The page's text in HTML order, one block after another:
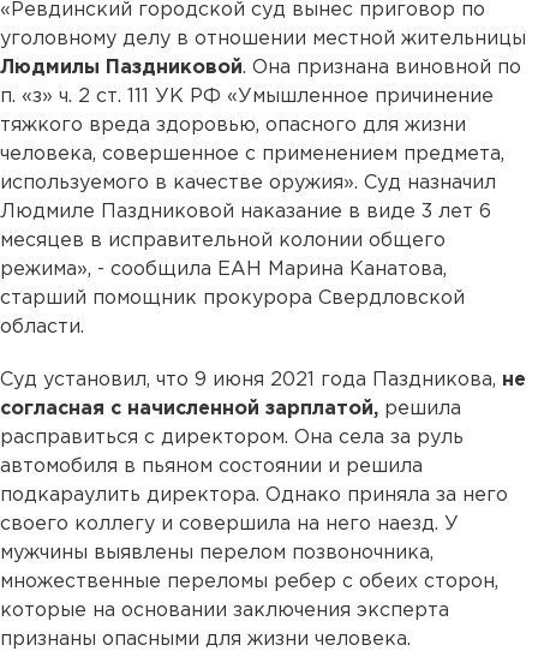
«Ревдинский городской суд вынес приговор по
уголовному делу в отношении местной жительницы
Людмилы Паздниковой. Она признана виновной по
п. «з» ч. 2 ст. 111 УК РФ «Умышленное причинение
тяжкого вреда здоровью, опасного для жизни
человека, совершенное с применением предмета,
используемого в качестве оружия». Суд назначил
Людмиле Паздниковой наказание в виде 3 лет 6
месяцев в исправительной колонии общего
режима», - сообщила ЕАН Марина Канатова,
старший помощник прокурора Свердловской
области.
Суд установил, что 9 июня 2021 года Паздникова, не
согласная с начисленной зарплатой, решила
расправиться с директором. Она села за руль
автомобиля в пьяном состоянии и решила
подкараулить директора. Однако приняла за него
своего коллегу и совершила на него наезд. У
мужчины выявлены перелом позвоночника,
множественные переломы ребер с обеих сторон,
которые на основании заключения эксперта
признаны опасными для жизни человека.